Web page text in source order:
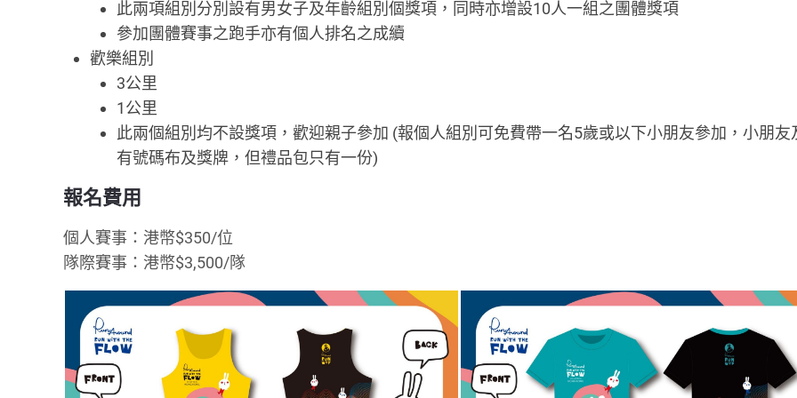
此兩項組別分別設有男女子及年齡組別個獎項，同時亦增設10人一組之團體獎項
參加團體賽事之跑手亦有個人排名之成續
歡樂組別
3公里
1公里
此兩個組別均不設獎項，歡迎親子參加 (報個人組別可免費帶一名5歲或以下小朋友參加，小朋友
有號碼布及獎牌，但禮品包只有一份)
報名費用
個人賽事：港幣$350/位
隊際賽事：港幣$3,500/隊